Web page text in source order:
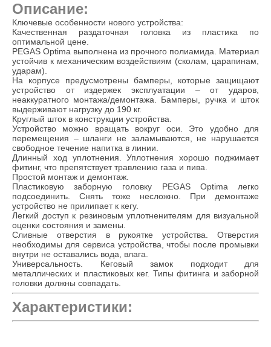
Описание:
Ключевые особенности нового устройства:
Качественная раздаточная головка из пластика по
оптимальной цене.
PEGAS Optima выполнена из прочного полиамида. Материал
устойчив к механическим воздействиям (сколам, царапинам,
ударам).
На корпусе предусмотрены бамперы, которые защищают
устройство от издержек эксплуатации – от ударов,
неаккуратного монтажа/демонтажа. Бамперы, ручка и шток
выдерживают нагрузку до 190 кг.
Круглый шток в конструкции устройства.
Устройство можно вращать вокруг оси. Это удобно для
перемещения – шланги не заламываются, не нарушается
свободное течение напитка в линии.
Длинный ход уплотнения. Уплотнения хорошо поджимает
фитинг, что препятствует травлению газа и пива.
Простой монтаж и демонтаж.
Пластиковую заборную головку PEGAS Optima легко
подсоединить. Снять тоже несложно. При демонтаже
устройство не прилипает к кегу.
Легкий доступ к резиновым уплотненителям для визуальной
оценки состояния и замены.
Сливные отверстия в рукоятке устройства. Отверстия
необходимы для сервиса устройства, чтобы после промывки
внутри не оставались вода, влага.
Универсальность. Кеговый замок подходит для
металлических и пластиковых кег. Типы фитинга и заборной
головки должны совпадать.
Характеристики: